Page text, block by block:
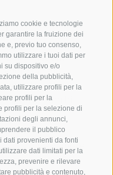
cookie e tecnologie
garantire la fruizione dei
e, previo tuo consenso,
utilizzare i tuoi dati per
su dispositivo e/o
della pubblicità,
utilizzare profili per la
profili per la
profili per la selezione di
degli annunci,
il pubblico
dati provenienti da fonti
dati limitati per la
prevenire e rilevare
pubblicità e contenuto,
Lorem ipsum
elit.
egestas. Morbi
Morbi
Read more